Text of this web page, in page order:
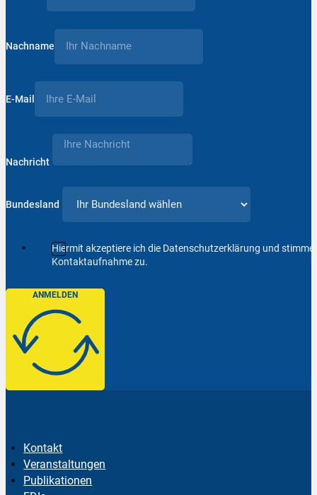
Nachname
E-Mail
Nachricht
Bundesland
Hiermit akzeptiere ich die Datenschutzerklärung und
Kontaktaufnahme zu.
ANMELDEN
Kontakt
Veranstaltungen
Publikationen